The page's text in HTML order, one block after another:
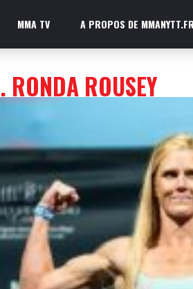
MMA TV A PROPOS DE MMANYTT.FR
RONDA ROUSEY